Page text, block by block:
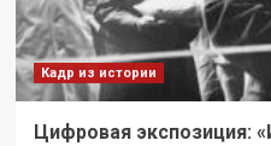
Кадр из истории
Цифровая экспозиция: